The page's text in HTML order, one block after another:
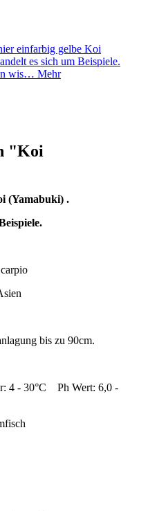
einfarbig gelbe Koi
es sich um Beispiele.
wis… Mehr
"Koi
(Yamabuki) .
bis zu 90cm.
4 - 30°C Ph Wert: 6,0 -